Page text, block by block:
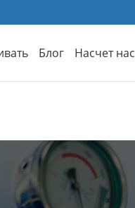
Блог Насчет нас